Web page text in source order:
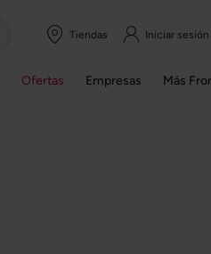
Tiendas Iniciar sesión
Ofertas Empresas Más